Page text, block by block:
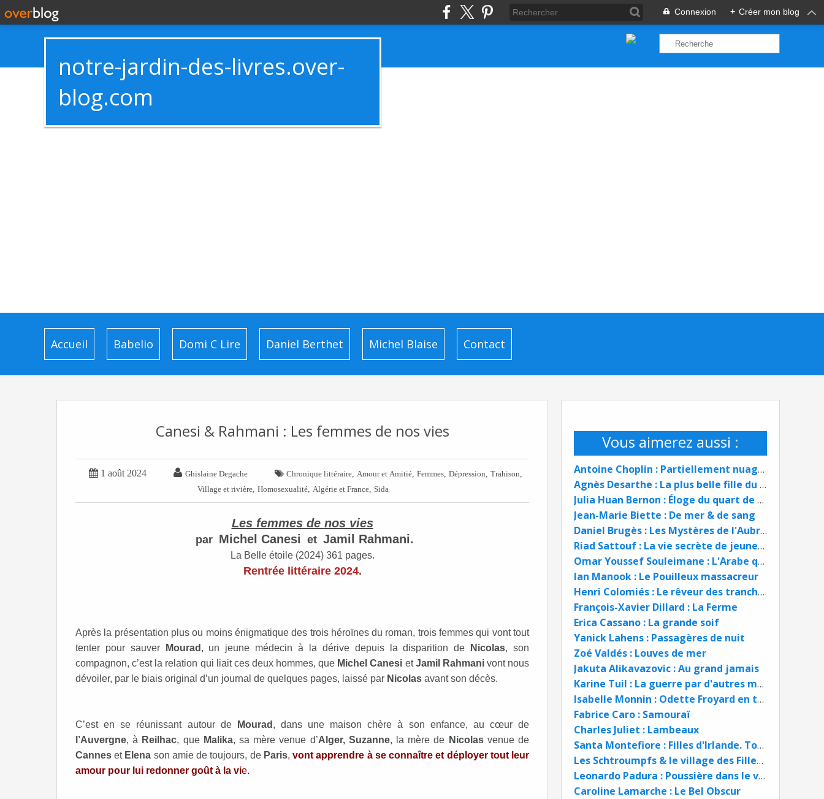
Connexion + Créer mon blog
notre-jardin-des-livres.over-
blog.com
Accueil Babelio Domi C Lire Daniel Berthet Michel Blaise Contact
Vous aimerez aussi :
Antoine Choplin : Partiellement nuageux
Agnès Desarthe : La plus belle fille du monde
Julia Huan Bernon : Éloge du quart de siècle
Jean-Marie Biette : De mer & de sang
Daniel Brugès : Les Mystères de l'Aubrac
Riad Sattouf : La vie secrète de jeunes 2004 - 2009
Omar Youssef Souleimane : L'Arabe qui sourit
Ian Manook : Le Pouilleux massacreur
Henri Colomiés : Le rêveur des tranchées
François-Xavier Dillard : La Ferme
Erica Cassano : La grande soif
Yanick Lahens : Passagères de nuit
Zoé Valdés : Louves de mer
Jakuta Alikavazovic : Au grand jamais
Karine Tuil : La guerre par d'autres moyens
Isabelle Monnin : Odette Froyard en trois façons
Fabrice Caro : Samouraï
Charles Juliet : Lambeaux
Santa Montefiore : Filles d'Irlande. Tome 1 : Le Secret des Deverill.
Les Schtroumpfs & le village des Filles. 2. La trahison de bouton d'or. Parthoens et Culliford
Leonardo Padura : Poussière dans le vent
Caroline Lamarche : Le Bel Obscur
Canesi & Rahmani : Les femmes de nos vies
 1 août 2024  Ghislaine Degache  Chronique littéraire, Amour et Amitié, Femmes, Dépression Trahison
Village et rivière Homosexualité Algérie et France Sida
Les femmes de nos vies
par Michel Canesi et Jamil Rahmani.
La Belle étoile (2024) 361 pages.
Rentrée littéraire 2024.
Après la présentation plus ou moins énigmatique des trois héroïnes du roman, trois femmes qui vont tout
tenter pour sauver
Mourad , un jeune médecin à la dérive depuis la disparition de Nicolas, son
compagnon, c’est la relation qui liait ces deux hommes, que Michel Canesi etJamil Rahmanivont nous
dévoiler, par le biais original d’un journal de quelques pages, laissé par Nicolas avant son décès.
C’est en se réunissant autour de Mourad , dans une maison chère à son enfance, au cœur de
l’Auvergne, à Reilhac, que Malika, sa mère venue d’Alger, Suzanne, la mère de Nicolasvenue de
Cannes et Elena son amie de toujours, de Paris,vont apprendre à se connaître et déployer tout leur
amour pour lui redonner goût à la vie.